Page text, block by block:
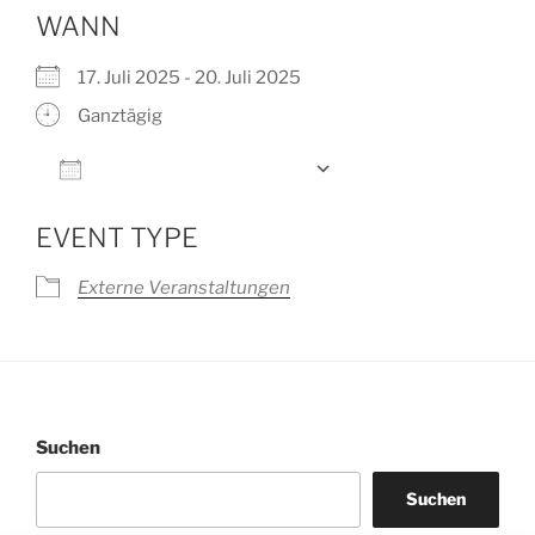
WANN
17. Juli 2025 - 20. Juli 2025
Ganztägig
EVENT TYPE
Externe Veranstaltungen
Suchen
Suchen